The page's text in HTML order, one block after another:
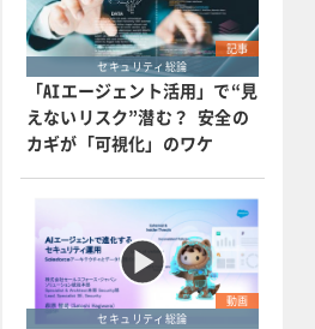
記事
セキュリティ総論
「AIエージェント活用」で“見
えないリスク”潜む？ 安全の
カギが「可視化」のワケ
動画
セキュリティ総論